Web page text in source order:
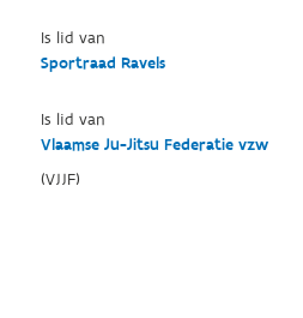
Is lid van
Sportraad Ravels
Is lid van
Vlaamse Ju-Jitsu Federatie vzw
(VJJF)